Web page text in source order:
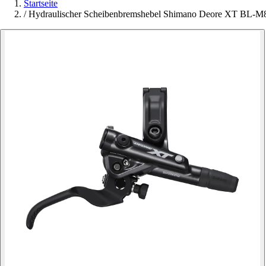
Startseite
/ Hydraulischer Scheibenbremshebel Shimano Deore XT BL-